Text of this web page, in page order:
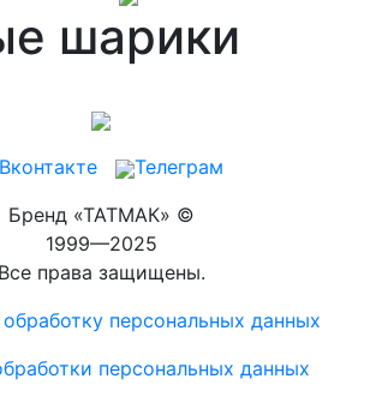
шарики
Телеграм
Бренд «ТАТМАК» ©
1999—2025
Все права защищены.
персональных данных
персональных данных